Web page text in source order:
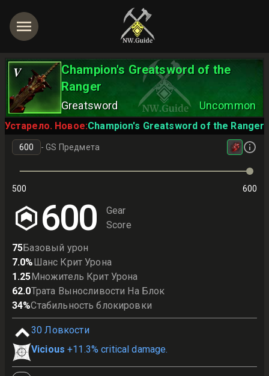
V
Champion's Greatsword of the
Ranger
Greatsword Uncommon
Устарело. Новое:Champion's Greatsword of the Ranger
-GS Предмета
500 600
600
Gear
Score
75Базовый урон
7.0%Шанс Крит Урона
1.25Множитель Крит Урона
62.0Трата Выносливости На Блок
34%Стабильность блокировки
30 Ловкости
Vicious +11.3% critical damage.